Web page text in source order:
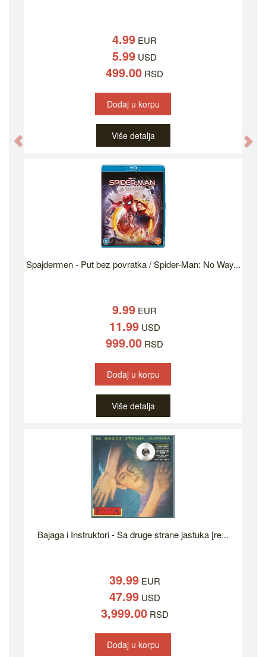
4.99 EUR
5.99 USD
499.00 RSD
Dodaj u korpu
Više detalja
Spajdermen - Put bez povratka / Spider-Man: No Way...
9.99 EUR
11.99USD
999.00 RSD
Dodaj u korpu
Više detalja
Bajaga i Instruktori - Sa druge strane jastuka [re...
39.99EUR
47.99USD
3,999.00RSD
Dodaj u korpu